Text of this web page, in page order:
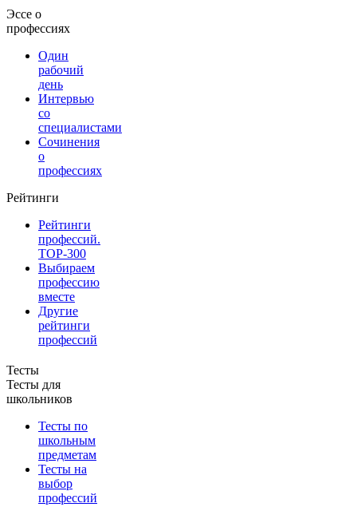
Эссе о
профессиях
Один
рабочий
день
Интервью
со
специалистами
Сочинения
о
профессиях
Рейтинги
Рейтинги
профессий.
TOP-300
Выбираем
профессию
вместе
Другие
рейтинги
профессий
Тесты
Тесты для
школьников
Тесты по
школьным
предметам
Тесты на
выбор
профессий